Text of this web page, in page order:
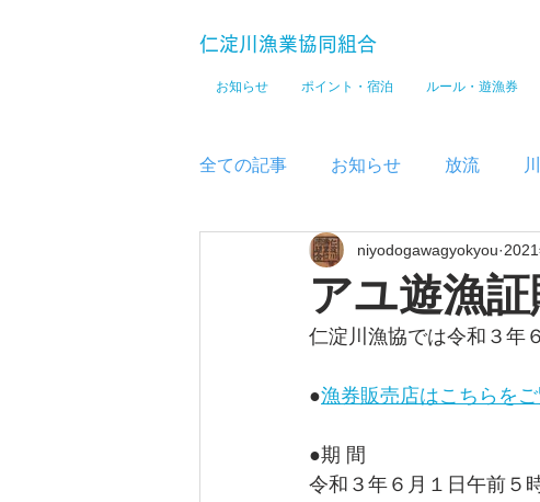
仁淀川漁業協同組合
お知らせ ポイント・宿泊 ルール・遊漁券
全ての記事 お知らせ 放流
メディア
アユ遊漁
niyodogawagyokyou
仁淀川漁協では令和３年
●漁券販売店はこちらをご
●期 間
令和３年６月１日午前５